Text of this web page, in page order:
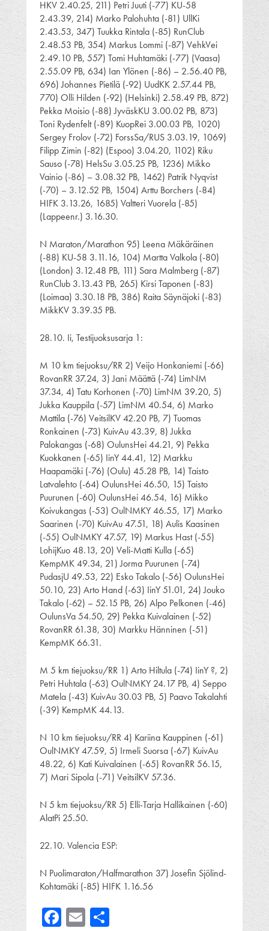
HKV 2.40.25, 211) Petri Juuti (-77) KU-58
2.43.39, 214) Marko Palohuhta (-81) UllKi
2.43.53, 347) Tuukka Rintala (-85) RunClub
2.48.53 PB, 354) Markus Lommi (-87) VehkVei
2.49.10 PB, 557) Tomi Huhtamäki (-77) (Vaasa)
2.55.09 PB, 634) Ian Ylönen (-86) – 2.56.40 PB,
696) Johannes Pietilä (-92) UudKK 2.57.44 PB,
770) Olli Hilden (-92) (Helsinki) 2.58.49 PB, 872)
Pekka Moisio (-88) JyväskKU 3.00.02 PB, 873)
Toni Rydenfelt (-89) KuopRei 3.00.03 PB, 1020)
Sergey Frolov (-72) ForssSa/RUS 3.03.19, 1069)
Filipp Zimin (-82) (Espoo) 3.04.20, 1102) Riku
Sauso (-78) HelsSu 3.05.25 PB, 1236) Mikko
Vainio (-86) – 3.08.32 PB, 1462) Patrik Nyqvist
(-70) – 3.12.52 PB, 1504) Arttu Borchers (-84)
HIFK 3.13.26, 1685) Valtteri Vuorela (-85)
(Lappeenr.) 3.16.30.
N Maraton/Marathon 95) Leena Mäkäräinen
(-88) KU-58 3.11.16, 104) Martta Valkola (-80)
(London) 3.12.48 PB, 111) Sara Malmberg (-87)
RunClub 3.13.43 PB, 265) Kirsi Taponen (-83)
(Loimaa) 3.30.18 PB, 386) Raita Säynäjoki (-83)
MikkKV 3.39.35 PB.
28.10. Ii, Testijuoksusarja 1:
M 10 km tiejuoksu/RR 2) Veijo Honkaniemi (-66)
RovanRR 37.24, 3) Jani Määttä (-74) LimNM
37.34, 4) Tatu Korhonen (-70) LimNM 39.20, 5)
Jukka Kauppila (-57) LimNM 40.54, 6) Marko
Mattila (-76) VeitsilKV 42.20 PB, 7) Tuomas
Ronkainen (-73) KuivAu 43.39, 8) Jukka
Palokangas (-68) OulunsHei 44.21, 9) Pekka
Kuokkanen (-65) IinY 44.41, 12) Markku
Haapamäki (-76) (Oulu) 45.28 PB, 14) Taisto
Latvalehto (-64) OulunsHei 46.50, 15) Taisto
Puurunen (-60) OulunsHei 46.54, 16) Mikko
Koivukangas (-53) OulNMKY 46.55, 17) Marko
Saarinen (-70) KuivAu 47.51, 18) Aulis Kaasinen
(-55) OulNMKY 47.57, 19) Markus Hast (-55)
LohijKuo 48.13, 20) Veli-Matti Kulla (-65)
KempMK 49.34, 21) Jorma Puurunen (-74)
PudasjU 49.53, 22) Esko Takalo (-56) OulunsHei
50.10, 23) Arto Hand (-63) IinY 51.01, 24) Jouko
Takalo (-62) – 52.15 PB, 26) Alpo Pelkonen (-46)
OulunsVa 54.50, 29) Pekka Kuivalainen (-52)
RovanRR 61.38, 30) Markku Hänninen (-51)
KempMK 66.31.
M 5 km tiejuoksu/RR 1) Arto Hiltula (-74) IinY ?, 2)
Petri Huhtala (-63) OulNMKY 24.17 PB, 4) Seppo
Matela (-43) KuivAu 30.03 PB, 5) Paavo Takalahti
(-39) KempMK 44.13.
N 10 km tiejuoksu/RR 4) Kariina Kauppinen (-61)
OulNMKY 47.59, 5) Irmeli Suorsa (-67) KuivAu
48.22, 6) Kati Kuivalainen (-65) RovanRR 56.15,
7) Mari Sipola (-71) VeitsilKV 57.36.
N 5 km tiejuoksu/RR 5) Elli-Tarja Hallikainen (-60)
AlatPi 25.50.
22.10. Valencia ESP:
N Puolimaraton/Halfmarathon 37) Josefin Sjölind-
Kohtamäki (-85) HIFK 1.16.56
Facebook
Email